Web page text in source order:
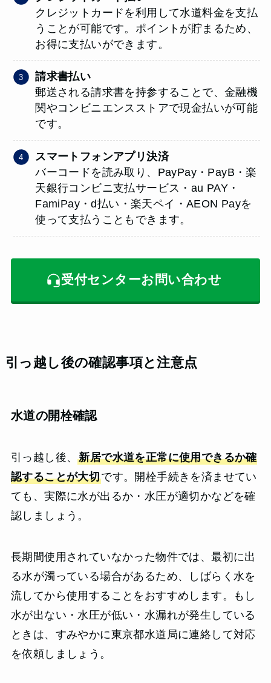
クレジットカードを利用して水道料金を支払
うことが可能です。ポイントが貯まるため、
お得に支払いができます。
請求書払い
郵送される請求書を持参することで、金融機
関やコンビニエンスストアで現金払いが可能
です。
スマートフォンアプリ決済
バーコードを読み取り、PayPay・PayB・楽
天銀行コンビニ支払サービス・au PAY・
FamiPay・d払い・楽天ペイ・AEON Payを
使って支払うこともできます。
受付センターお問い合わせ
引っ越し後の確認事項と注意点
水道の開栓確認
引っ越し後、新居で水道を正常に使用できるか確
認することが大切です。開栓手続きを済ませてい
ても、実際に水が出るか・水圧が適切かなどを確
認しましょう。
長期間使用されていなかった物件では、最初に出
る水が濁っている場合があるため、しばらく水を
流してから使用することをおすすめします。もし
水が出ない・水圧が低い・水漏れが発生している
ときは、すみやかに東京都水道局に連絡して対応
を依頼しましょう。